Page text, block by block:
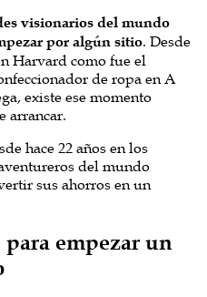
visionarios del mundo
por algún sitio. Desde
Harvard como fue el
de ropa en A
existe ese momento
arrancar.
hace 22 años en los
del mundo
sus ahorros en un
para empezar un